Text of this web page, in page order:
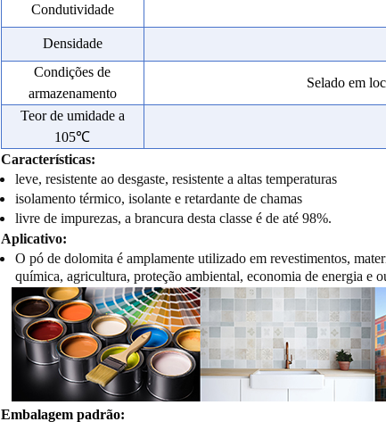
Condutividade
Densidade
Condições de
armazenamento
Selado em
Teor de umidade a
105℃
Características:
leve, resistente ao desgaste, resistente a altas temperaturas
isolamento térmico, isolante e retardante de chamas
livre de impurezas, a brancura desta classe é de até 98%.
Aplicativo:
O pó de dolomita é amplamente utilizado em revestimentos,
química, agricultura, proteção ambiental, economia de energia e
Embalagem padrão: